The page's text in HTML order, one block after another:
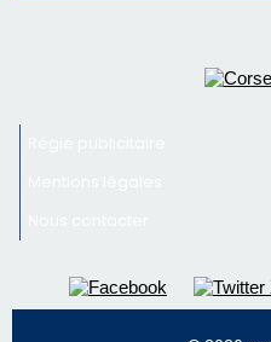
nos meilleurs articles